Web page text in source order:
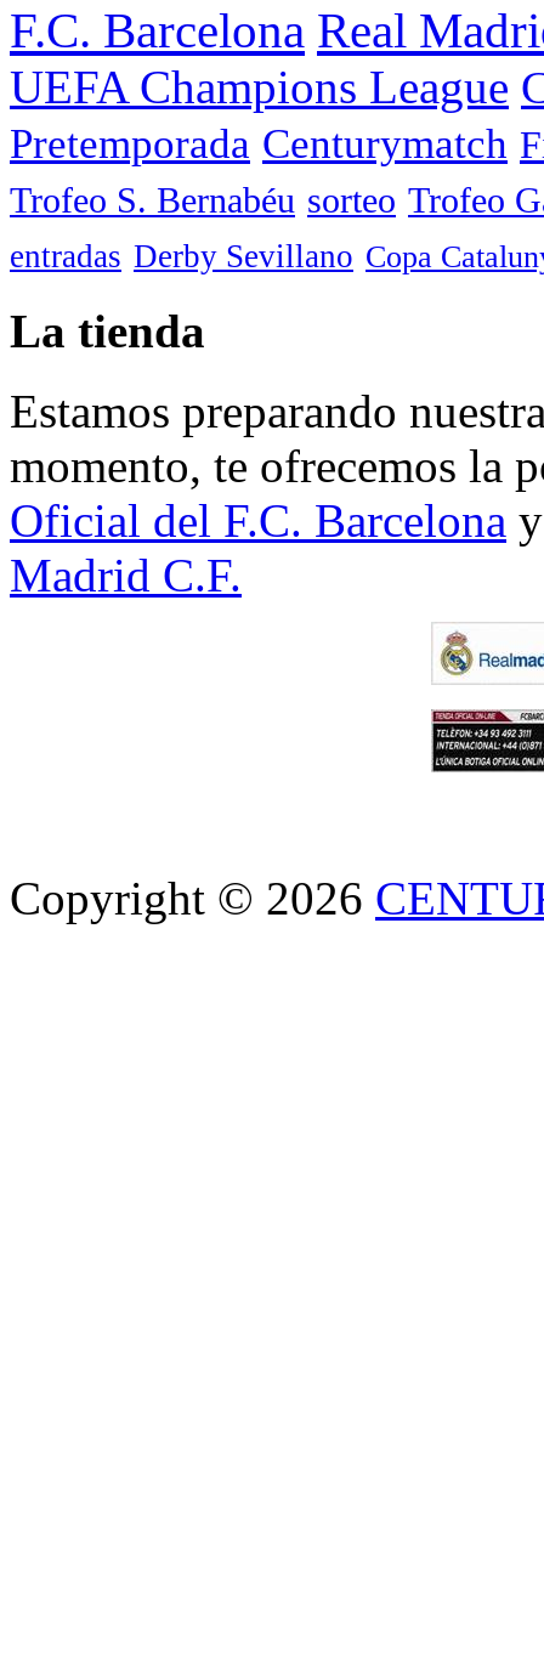
F.C. Barcelona Real
UEFA Champions League
Pretemporada Centurymatch
Trofeo S. Bernabéu sorteo Trofeo
entradas Derby Sevillano Copa
La tienda
Estamos preparando
momento, te ofrecemos la
Oficial del F.C. Barcelona
Madrid C.F.
Copyright © 2026